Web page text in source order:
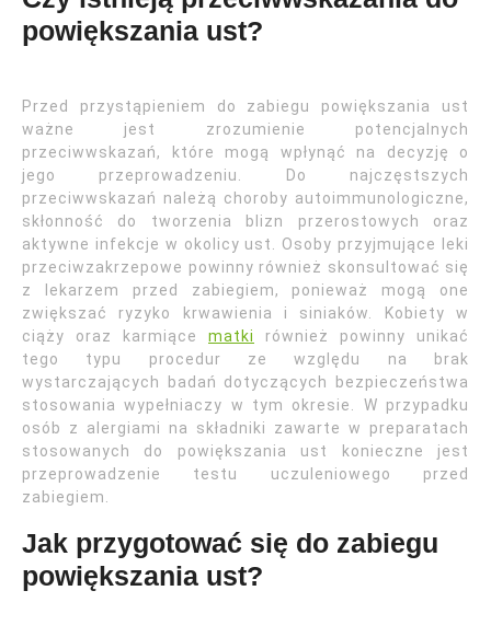
powiększania ust?
Przed przystąpieniem do zabiegu powiększania ust
ważne jest zrozumienie potencjalnych
przeciwwskazań, które mogą wpłynąć na decyzję o
jego przeprowadzeniu. Do najczęstszych
przeciwwskazań należą choroby autoimmunologiczne,
skłonność do tworzenia blizn przerostowych oraz
aktywne infekcje w okolicy ust. Osoby przyjmujące leki
przeciwzakrzepowe powinny również skonsultować się
z lekarzem przed zabiegiem, ponieważ mogą one
zwiększać ryzyko krwawienia i siniaków. Kobiety w
ciąży oraz karmiące matki
również powinny unikać
tego typu procedur ze względu na brak
wystarczających badań dotyczących bezpieczeństwa
stosowania wypełniaczy w tym okresie. W przypadku
osób z alergiami na składniki zawarte w preparatach
stosowanych do powiększania ust konieczne jest
przeprowadzenie testu uczuleniowego przed
zabiegiem.
Jak przygotować się do zabiegu
powiększania ust?